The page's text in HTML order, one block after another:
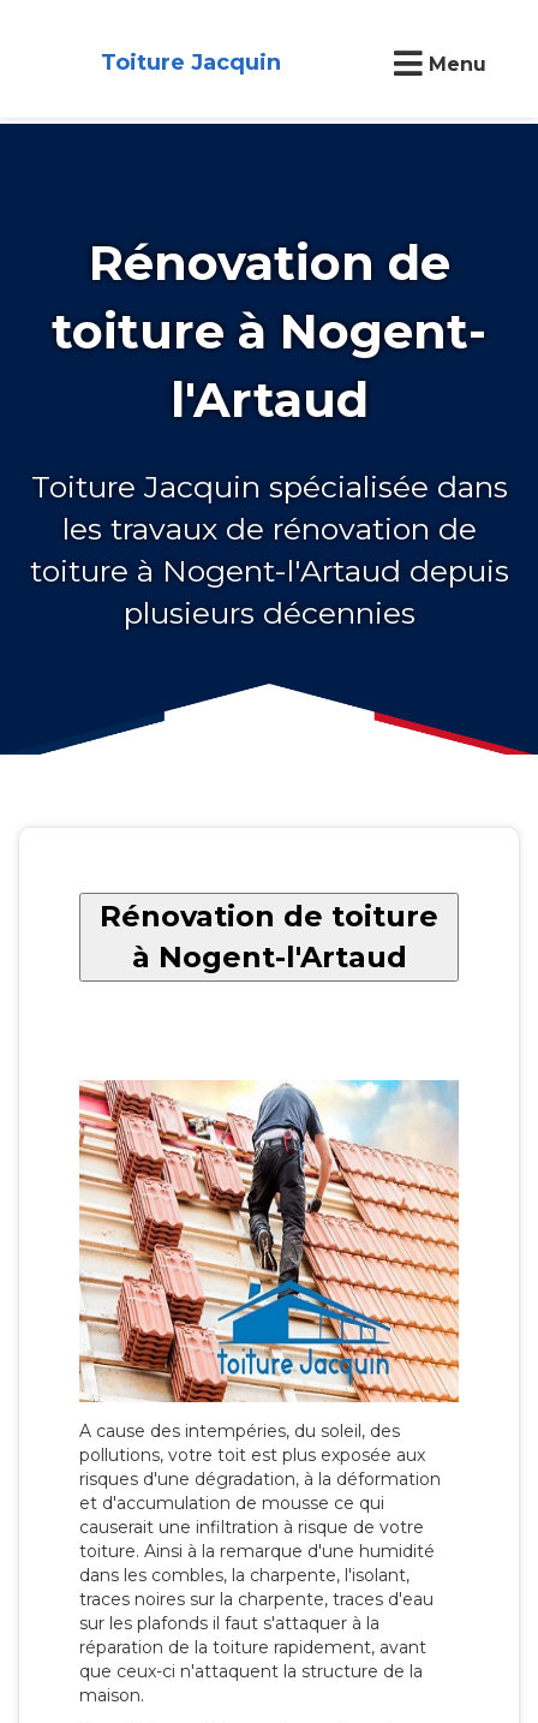
Toiture Jacquin Menu
Rénovation de
toiture à Nogent-
l'Artaud
Toiture Jacquin spécialisée dans
les travaux de rénovation de
toiture à Nogent-l'Artaud depuis
plusieurs décennies
Rénovation de toiture
à Nogent-l'Artaud
A cause des intempéries, du soleil, des
pollutions, votre toit est plus exposée aux
risques d'une dégradation, à la déformation
et d'accumulation de mousse ce qui
causerait une infiltration à risque de votre
toiture. Ainsi à la remarque d'une humidité
dans les combles, la charpente, l'isolant,
traces noires sur la charpente, traces d'eau
sur les plafonds il faut s'attaquer à la
réparation de la toiture rapidement, avant
que ceux-ci n'attaquent la structure de la
maison.